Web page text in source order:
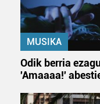
MUSIKA
Odik berria
'Amaaaa!'